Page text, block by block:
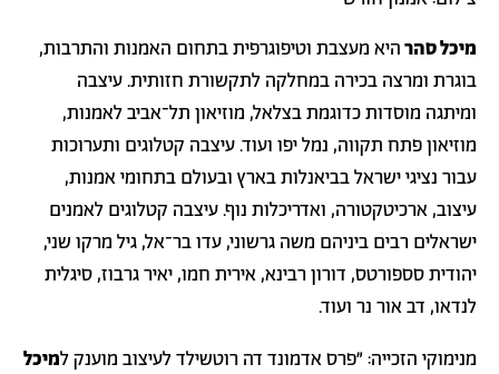
מיכל סהרהיא מעצבת וטיפוגרפית בתחום האמנות והתרבות,
בוגרת ומרצה בכירה במחלקה לתקשורת חזותית. עיצבה
ומיתגה מוסדות כדוגמת בצלאל, מוזיאון תל־אביב לאמנות,
מוזיאון פתח תקווה, נמל יפו ועוד. עיצבה קטלוגים ותערוכות
עבור נציגי ישראל בביאנלות בארץ ובעולם בתחומי אמנות,
עיצוב, ארכיטקטורה, ואדריכלות נוף. עיצבה קטלוגים לאמנים
ישראלים רבים ביניהם משה גרשוני, עדו בר־אל, גיל מרקו שני,
יהודית סספורטס, דורון רבינא, אירית חמו, יאיר גרבוז, סיגלית
לנדאו, דב אור נר ועוד.
מנימוקי הזכייה: ״פרס אדמונד דה רוטשילד לעיצוב מוענק למיכל